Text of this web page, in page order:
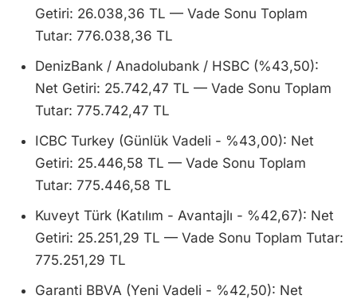
Getiri: 26.038,36 TL — Vade Sonu Toplam
Tutar: 776.038,36 TL
DenizBank / Anadolubank / HSBC (%43,50):
Net Getiri: 25.742,47 TL — Vade Sonu Toplam
Tutar: 775.742,47 TL
ICBC Turkey (Günlük Vadeli - %43,00): Net
Getiri: 25.446,58 TL — Vade Sonu Toplam
Tutar: 775.446,58 TL
Kuveyt Türk (Katılım - Avantajlı - %42,67): Net
Getiri: 25.251,29 TL — Vade Sonu Toplam Tutar:
775.251,29 TL
Garanti BBVA (Yeni Vadeli - %42,50): Net